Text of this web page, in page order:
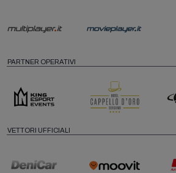
PARTNER OPERATIVI
VETTORI UFFICIALI